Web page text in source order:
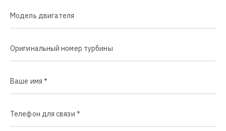
Модель двигателя
Оригинальный номер турбины
Ваше имя *
Телефон для связи *